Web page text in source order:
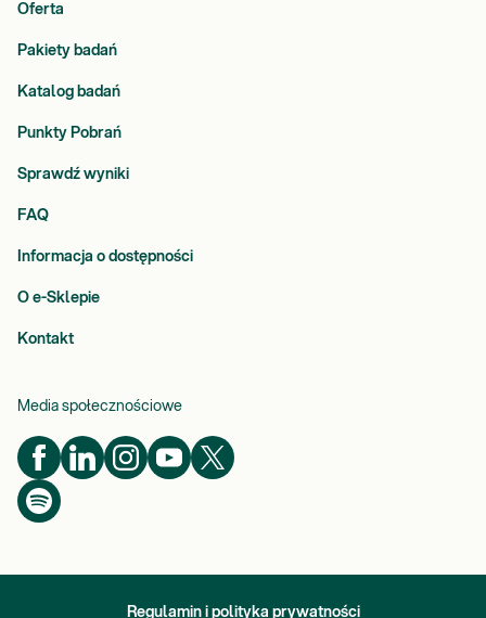
Oferta
Pakiety badań
Katalog badań
Punkty Pobrań
Sprawdź wyniki
FAQ
Informacja o dostępności
O e-Sklepie
Kontakt
Media społecznościowe
Regulamin i polityka prywatności